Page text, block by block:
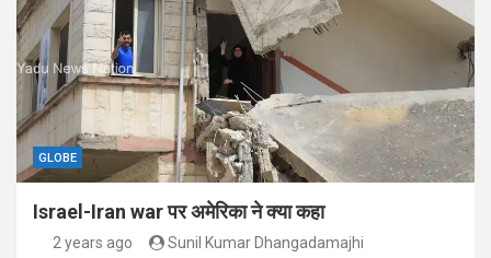
GLOBE
Israel-Iran war पर अमेरिका ने क्या कहा
2 years ago Sunil Kumar Dhangadamajhi